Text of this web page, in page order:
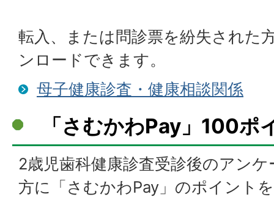
転入、または問診票を紛失された
ンロードできます。
母子健康診査・健康相談関係
「さむかわPay」100ポ
2歳児歯科健康診査受診後のアン
方に「さむかわPay」のポイント